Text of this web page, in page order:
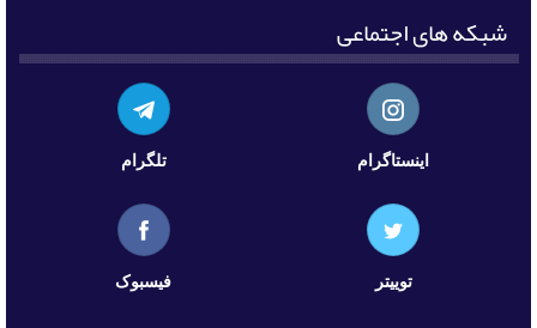
شبکه های اجتماعی
اینستاگرام تلگرام
توییتر فیسبوک